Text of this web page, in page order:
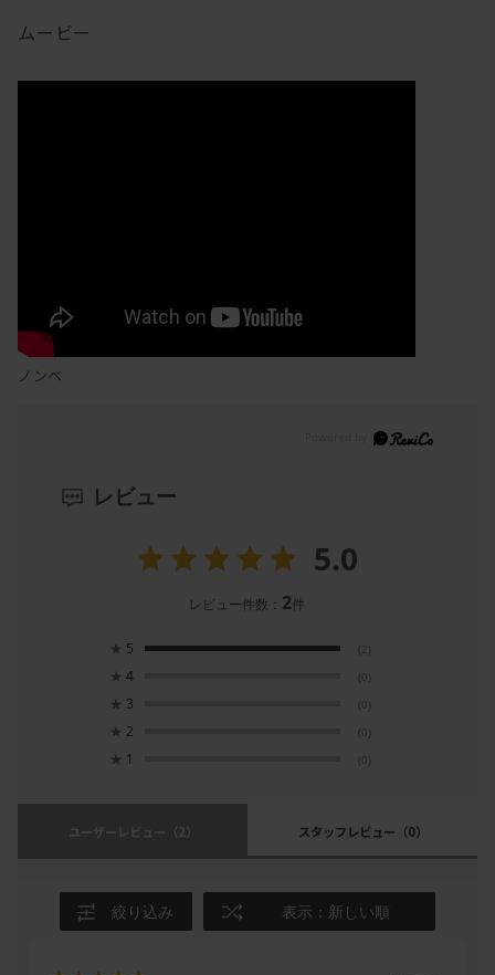
ムービー
ノンベ
レビュー
5.0
レビュー件数： 2件
★ 5 (2)
★ 4 (0)
★ 3 (0)
★ 2 (0)
★ 1 (0)
ユーザーレビュー （2） スタッフレビュー （0）
絞り込み 表示：新しい順